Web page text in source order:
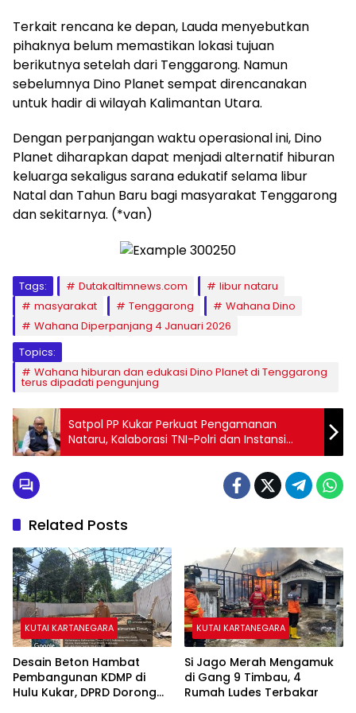
Terkait rencana ke depan, Lauda menyebutkan
pihaknya belum memastikan lokasi tujuan
berikutnya setelah dari Tenggarong. Namun
sebelumnya Dino Planet sempat direncanakan
untuk hadir di wilayah Kalimantan Utara.
Dengan perpanjangan waktu operasional ini, Dino
Planet diharapkan dapat menjadi alternatif hiburan
keluarga sekaligus sarana edukatif selama libur
Natal dan Tahun Baru bagi masyarakat Tenggarong
dan sekitarnya. (*van)
Tags: Dutakaltimnews.com
libur nataru
masyarakat
Tenggarong
Wahana Dino
Wahana Diperpanjang 4 Januari 2026
Topics:
Wahana hiburan dan edukasi Dino Planet di Tenggarong
terus dipadati pengunjung
Satpol PP Kukar Perkuat Pengamanan
Nataru, Kalaborasi TNI-Polri dan Instansi
Terkait
Related Posts
KUTAI KARTANEGARA
Desain Beton Hambat
Pembangunan KDMP di
Hulu Kukar, DPRD Dorong
KUTAI KARTANEGARA
Si Jago Merah Mengamuk
di Gang 9 Timbau, 4
Rumah Ludes Terbakar